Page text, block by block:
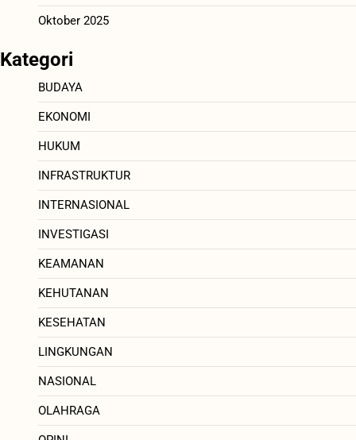
Oktober 2025
Kategori
BUDAYA
EKONOMI
HUKUM
INFRASTRUKTUR
INTERNASIONAL
INVESTIGASI
KEAMANAN
KEHUTANAN
KESEHATAN
LINGKUNGAN
NASIONAL
OLAHRAGA